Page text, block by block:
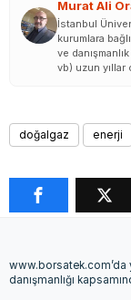
Murat Ali
İstanbul
kurumlara
ve
vb) uzun yıllar
doğalgaz enerji
www.borsatek.com’da
danışmanlığı